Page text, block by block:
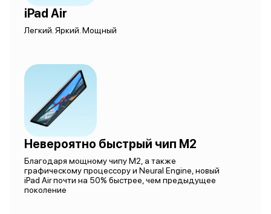
iPad Air
Легкий. Яркий. Мощный
Невероятно быстрый чип M2
Благодаря мощному чипу M2, а также
графическому процессору и Neural Engine, новый
iPad Air почти на 50% быстрее, чем предыдущее
поколение